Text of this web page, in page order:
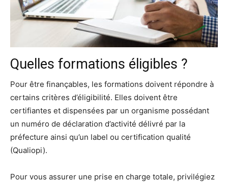
Quelles formations éligibles ?
Pour être finançables, les formations doivent répondre à
certains critères d’éligibilité. Elles doivent être
certifiantes et dispensées par un organisme possédant
un numéro de déclaration d’activité délivré par la
préfecture ainsi qu’un label ou certification qualité
(Qualiopi).
Pour vous assurer une prise en charge totale, privilégiez